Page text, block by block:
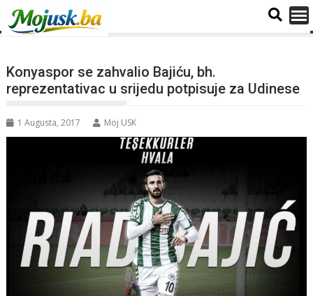
Konyaspor se zahvalio Bajiću, bh.
reprezentativac u srijedu potpisuje za Udinese
1 Augusta, 2017 Moj USK